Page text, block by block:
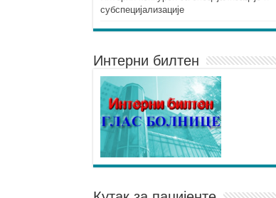
субспецијализације
Интерни билтен